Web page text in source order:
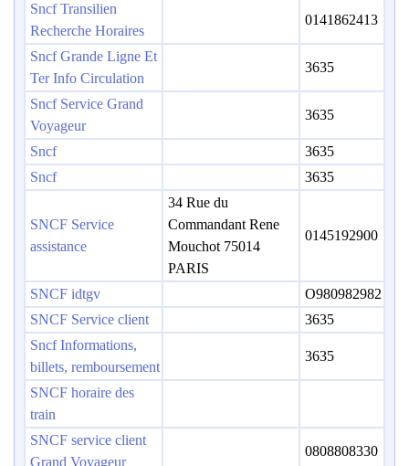
Sncf Transilien
Recherche Horaires
0141862413
Sncf Grande Ligne Et
Ter Info Circulation
3635
Sncf Service Grand
Voyageur
3635
Sncf
3635
Sncf
3635
SNCF Service
assistance
34 Rue du
Commandant Rene
Mouchot 75014
PARIS
0145192900
SNCF idtgv
O980982982
SNCF Service client
3635
Sncf Informations,
billets, remboursement
3635
SNCF horaire des
train
SNCF service client
Grand Voyageur
0808808330